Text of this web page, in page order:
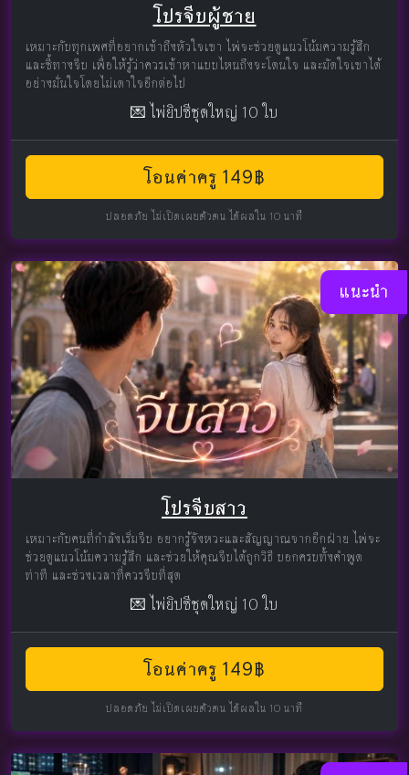
โปรจีบผู้ชาย
เหมาะกับทุกเพศที่อยากเข้าถึงหัวใจเขา ไพ่จะช่วยดูแนวโน้มความรู้สึก
และชี้ทางจีบ เพื่อให้รู้ว่าควรเข้าหาแบบไหนถึงจะโดนใจ และมัดใจเขาได้
อย่างมั่นใจโดยไม่เดาใจอีกต่อไป
💌 ไพ่ยิปซีชุดใหญ่ 10 ใบ
โอนค่าครู 149฿
ปลอดภัย ไม่เปิดเผยตัวตน ได้ผลใน 10 นาที
แนะนำ
โปรจีบสาว
เหมาะกับคนที่กำลังเริ่มจีบ อยากรู้จังหวะและสัญญาณจากอีกฝ่าย ไพ่จะ
ช่วยดูแนวโน้มความรู้สึก และช่วยให้คุณจีบได้ถูกวิธี บอกครบทั้งคำพูด
ท่าที และช่วงเวลาที่ควรจีบที่สุด
💌 ไพ่ยิปซีชุดใหญ่ 10 ใบ
โอนค่าครู 149฿
ปลอดภัย ไม่เปิดเผยตัวตน ได้ผลใน 10 นาที